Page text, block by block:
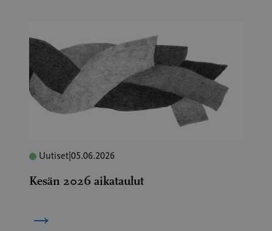
Uutiset 05.06.2026
Kesän 2026 aikataulut
→